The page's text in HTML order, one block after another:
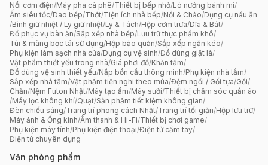
Nồi cơm điện/Máy pha cà phê/Thiết bị bếp nhỏ/Lò nướng bánh mì/
Ấm siêu tốc/Dao bếp/Thớt/Tiện ích nhà bếp/Nồi & Chảo/Dụng cụ nấu ăn
/Bình giữ nhiệt / Ly giữ nhiệt/Ly & Tách/Hộp cơm trưa/Dĩa & Bát/
Đồ phục vụ bàn ăn/Sắp xếp nhà bếp/Lưu trữ thực phẩm khô/
Túi & màng bọc tái sử dụng/Hộp bảo quản/Sắp xếp ngăn kéo/
Phụ kiện làm sạch nhà cửa/Dụng cụ vệ sinh/Đồ dùng giặt là/
Vật phẩm thiết yếu trong nhà/Giá phơi đồ/Khăn tắm/
Đồ dùng vệ sinh thiết yếu/Nắp bồn cầu thông minh/Phụ kiện nhà tắm/
Sắp xếp nhà tắm/Vật phẩm tiện nghi theo mùa/Đệm ngồi / Gối tựa/Gối/
Chăn/Nệm Futon Nhật/Máy tạo ẩm/Máy sưởi/Thiết bị chăm sóc quần áo
/Máy lọc không khí/Quạt/Sản phẩm tiết kiệm không gian/
Đèn chiếu sáng/Trang trí phong cách Nhật/Trang trí tối giản/Hộp lưu trữ/
Máy ảnh & Ống kính/Âm thanh & Hi-Fi/Thiết bị chơi game/
Phụ kiện máy tính/Phụ kiện điện thoại/Điện tử cầm tay/
Điện tử chuyên dụng
Văn phòng phẩm